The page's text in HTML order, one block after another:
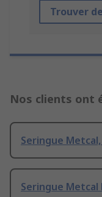
Trouver
Nos clients ont
Seringue Metcal,
Seringue